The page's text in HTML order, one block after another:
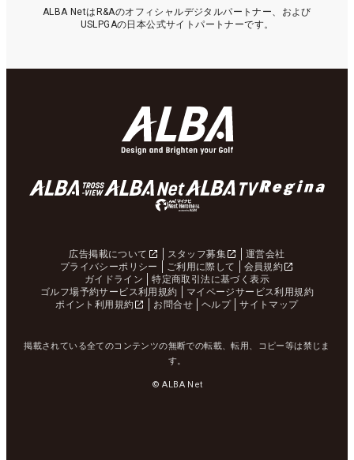
ALBA NetはR&Aのオフィシャルデジタルパートナー、および
USLPGAの日本公式サイトパートナーです。
広告掲載について スタッフ募集
運営会社
プライバシーポリシー
ご利用に際して
会員規約
ガイドライン
特定商取引法に基づく表示
ゴルフ場予約サービス利用規約
マイページサービス利用規約
ポイント利用規約
お問合せ ヘルプ サイトマップ
掲載されている全てのコンテンツの無断での転載、転用、コピー等は禁じま
す。
© ALBA Net